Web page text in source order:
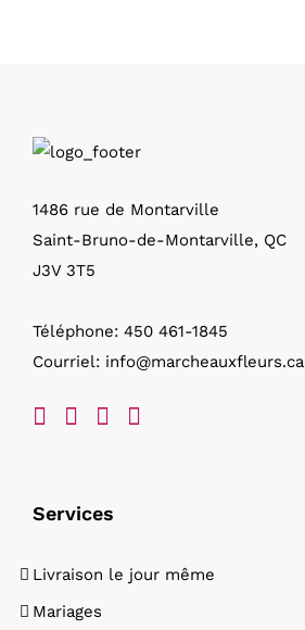
1486 rue de Montarville
Saint-Bruno-de-Montarville, QC
J3V 3T5
Téléphone: 450 461-1845
Courriel: info@marcheauxfleurs.ca
Services
Livraison le jour même
Mariages